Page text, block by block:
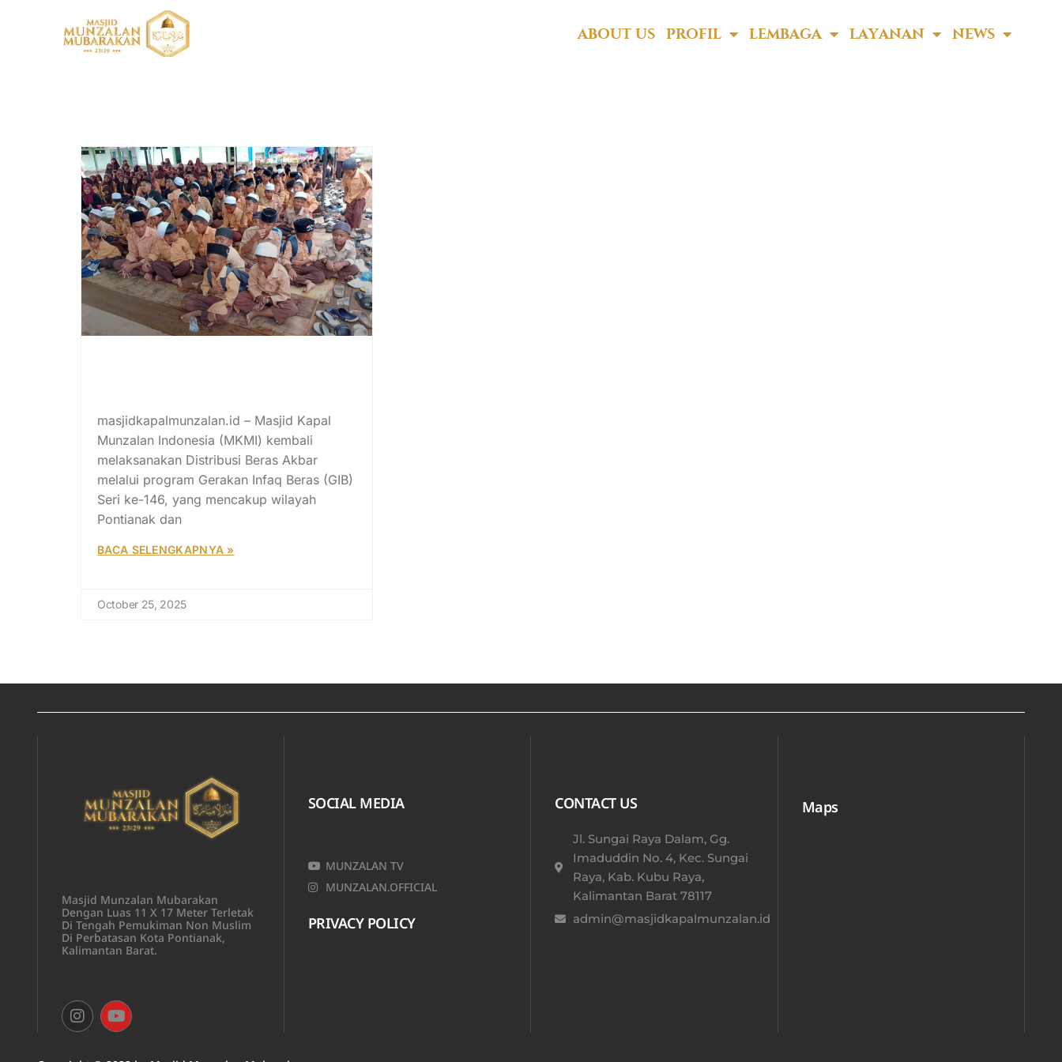
ABOUT US PROFIL LEMBAGA LAYANAN NEWS
Paskas Pontianak
masjidkapalmunzalan.id – Masjid Kapal
Munzalan Indonesia (MKMI) kembali
melaksanakan Distribusi Beras Akbar
melalui program Gerakan Infaq Beras (GIB)
Seri ke-146, yang mencakup wilayah
Pontianak dan
BACA SELENGKAPNYA »
October 25, 2025
Masjid Munzalan Mubarakan
Dengan Luas 11 X 17 Meter Terletak
Di Tengah Pemukiman Non Muslim
Di Perbatasan Kota Pontianak,
Kalimantan Barat.
SOCIAL MEDIA
MUNZALAN TV
MUNZALAN.OFFICIAL
PRIVACY POLICY
CONTACT US
Jl. Sungai Raya Dalam, Gg.
Imaduddin No. 4, Kec. Sungai
Raya, Kab. Kubu Raya,
Kalimantan Barat 78117​
admin@masjidkapalmunzalan.id
Maps